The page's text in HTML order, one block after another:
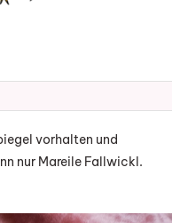
vorhalten und
nur Mareile Fallwickl.